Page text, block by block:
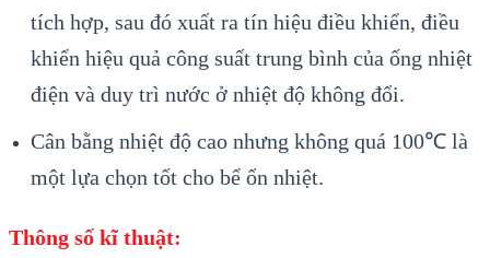
tích hợp, sau đó xuất ra tín hiệu điều khiển, điều
khiển hiệu quả công suất trung bình của ống nhiệt
điện và duy trì nước ở nhiệt độ không đổi.
Cân bằng nhiệt độ cao nhưng không quá 100℃ là
một lựa chọn tốt cho bể ổn nhiệt.
Thông số kĩ thuật: